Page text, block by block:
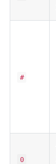
#
0